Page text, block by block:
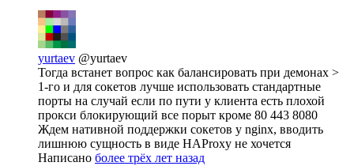
yurtaev @yurtaev
Тогда встанет вопрос как балансировать при демонах >
1-го и для сокетов лучше использовать стандартные
порты на случай если по пути у клиента есть плохой
прокси блокирующий все порыт кроме 80 443 8080
Ждем нативной поддержки сокетов у nginx, вводить
лишнюю сущность в виде HAProxy не хочется
Написано более трёх лет назад